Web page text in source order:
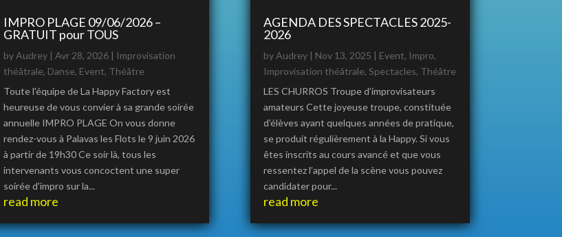
IMPRO PLAGE 09/06/2026 –
GRATUIT pour TOUS
byAudrey| Avr 28, 2026| Improvisation
théâtrale, Danse, Event, Théâtre
Toute l'équipe de La Happy Factory est
heureuse de vous convier à sa grande soirée
annuelle IMPRO PLAGE On vous donne
rendez-vous à Palavas les Flots le 9 juin 2026
à partir de 19h30 Ce soir là, tous les
intervenants vous concoctent une super
soirée d'impro sur la...
read more
AGENDA DES SPECTACLES 2025-
2026
byAudrey| Nov 13, 2025 | Event, Impro,
Improvisation théâtrale, Spectacles, Théâtre
LES CHURROS Troupe d’improvisateurs
amateurs Cette joyeuse troupe, constituée
d’élèves ayant quelques années de pratique,
se produit régulièrement à la Happy. Si vous
êtes inscrits au cours avancé et que vous
ressentez l’appel de la scène vous pouvez
candidater pour...
read more